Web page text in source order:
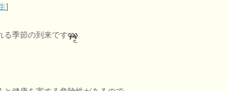
]
る季節の到来です